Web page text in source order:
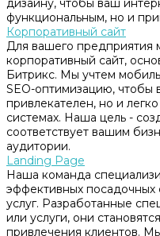
дизайну, чтобы ваш
функциональным, но и
Корпоративный сайт
Для вашего предприятия
корпоративный сайт,
Битрикс. Мы учтем
SEO-оптимизацию, чтобы
привлекателен, но и
системах. Наша цель -
соответствует вашим
аудитории.
Landing Page
Наша команда
эффективных посадочных
услуг. Разработанные
или услуги, они
привлечения клиентов.